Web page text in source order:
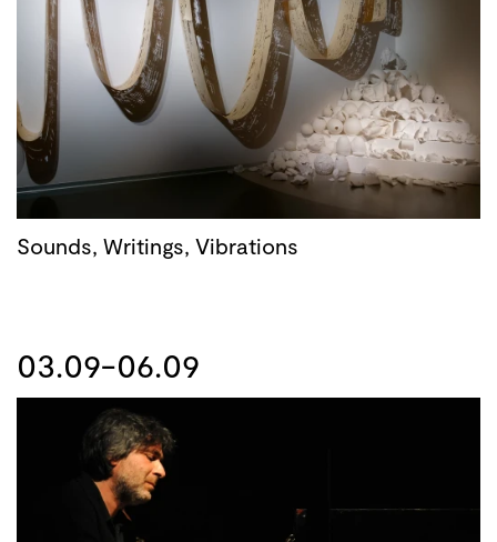
Sounds, Writings, Vibrations
03.09-06.09